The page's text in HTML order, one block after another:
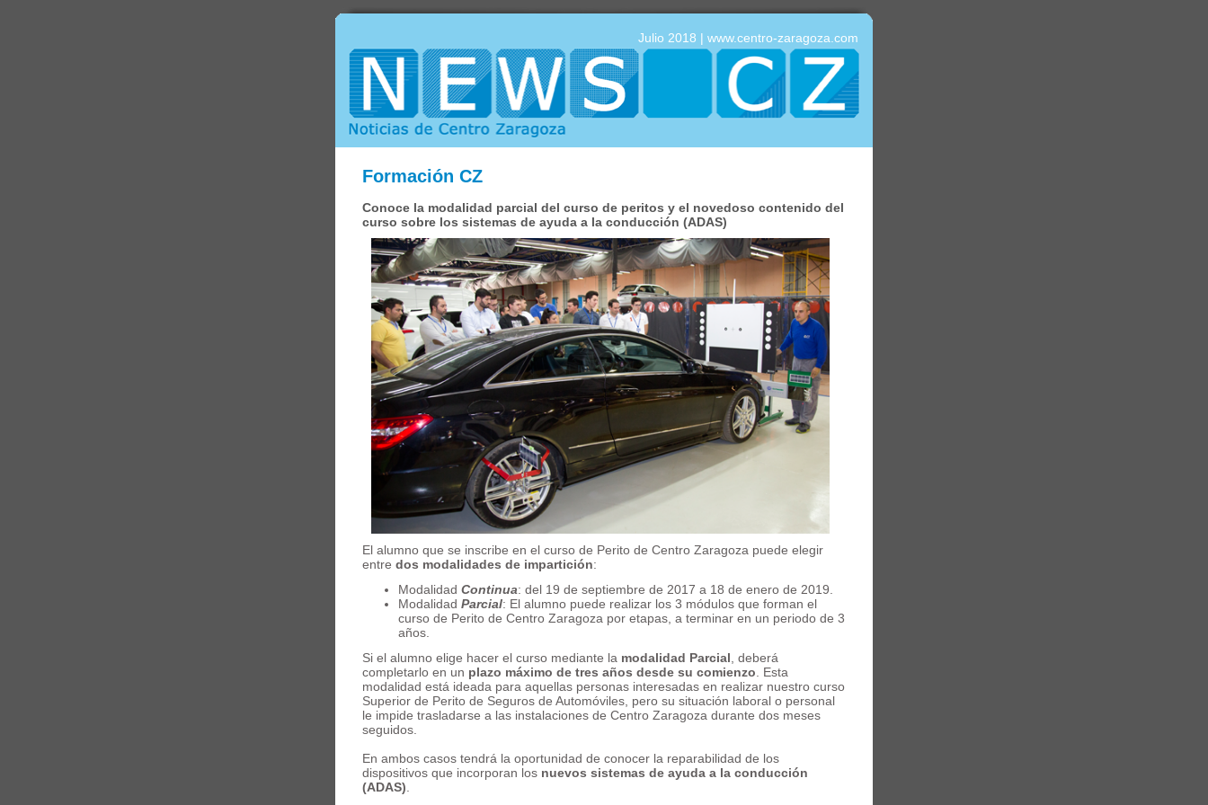
Julio 2018 | www.centro-zaragoza.com
Formación CZ
Conoce la modalidad parcial del curso de peritos y el novedoso contenido del
curso sobre los sistemas de ayuda a la conducción (ADAS)
El alumno que se inscribe en el curso de Perito de Centro Zaragoza puede elegir
entre dos modalidades de impartición:
Modalidad Continua: del 19 de septiembre de 2017 a 18 de enero de 2019.
Modalidad Parcial: El alumno puede realizar los 3 módulos que forman el
curso de Perito de Centro Zaragoza por etapas, a terminar en un periodo de 3
años.
Si el alumno elige hacer el curso mediante la modalidad Parcial , deberá
completarlo en un plazo máximo de tres años desde su comienzo . Esta
modalidad está ideada para aquellas personas interesadas en realizar nuestro curso
Superior de Perito de Seguros de Automóviles, pero su situación laboral o personal
le impide trasladarse a las instalaciones de Centro Zaragoza durante dos meses
seguidos.
En ambos casos tendrá la oportunidad de conocer la reparabilidad de los
dispositivos que incorporan los nuevos sistemas de ayuda a la conducción
(ADAS)